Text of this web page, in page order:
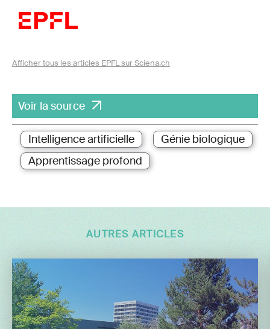
Afficher tous les articles EPFL sur Sciena.ch
Voir la source
Intelligence artificielle
Génie biologique
Apprentissage profond
AUTRES ARTICLES